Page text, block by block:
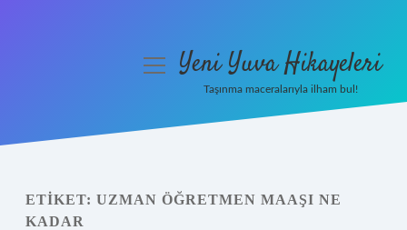
Yasal Uyarı
menüyüYeni Yuva Hikayeleri
Taşınma maceralarıyla ilham bul!
ETIKET: UZMAN ÖĞRETMEN MAAŞI NE
KADAR